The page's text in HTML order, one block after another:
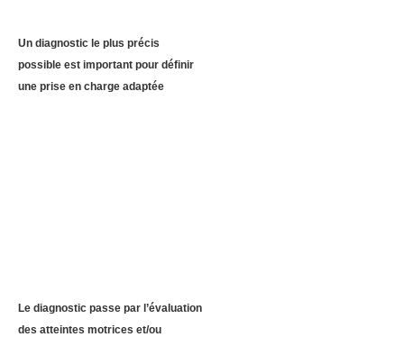
Un diagnostic le plus précis
possible est important pour définir
une prise en charge adaptée
Le diagnostic passe par l’évaluation
des atteintes motrices et/ou